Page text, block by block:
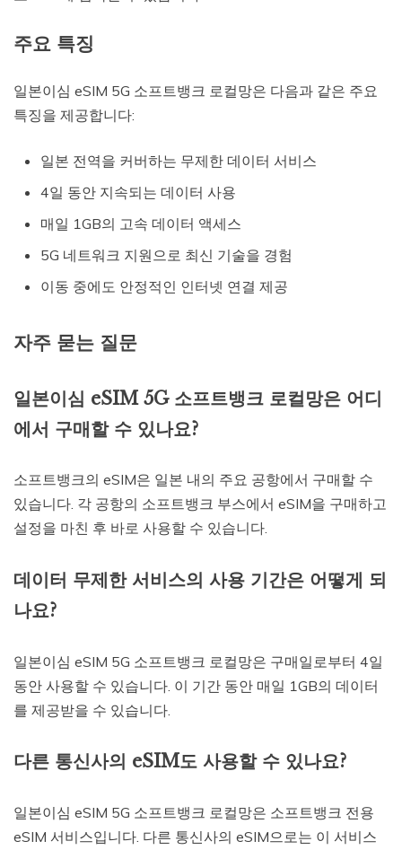
주요 특징
일본이심 eSIM 5G 소프트뱅크 로컬망은 다음과 같은 주요
특징을 제공합니다:
일본 전역을 커버하는 무제한 데이터 서비스
4일 동안 지속되는 데이터 사용
매일 1GB의 고속 데이터 액세스
5G 네트워크 지원으로 최신 기술을 경험
이동 중에도 안정적인 인터넷 연결 제공
자주 묻는 질문
일본이심 eSIM 5G 소프트뱅크 로컬망은 어디
에서 구매할 수 있나요?
소프트뱅크의 eSIM은 일본 내의 주요 공항에서 구매할 수
있습니다. 각 공항의 소프트뱅크 부스에서 eSIM을 구매하고
설정을 마친 후 바로 사용할 수 있습니다.
데이터 무제한 서비스의 사용 기간은 어떻게 되
나요?
일본이심 eSIM 5G 소프트뱅크 로컬망은 구매일로부터 4일
동안 사용할 수 있습니다. 이 기간 동안 매일 1GB의 데이터
를 제공받을 수 있습니다.
다른 통신사의 eSIM도 사용할 수 있나요?
일본이심 eSIM 5G 소프트뱅크 로컬망은 소프트뱅크 전용
eSIM 서비스입니다. 다른 통신사의 eSIM으로는 이 서비스